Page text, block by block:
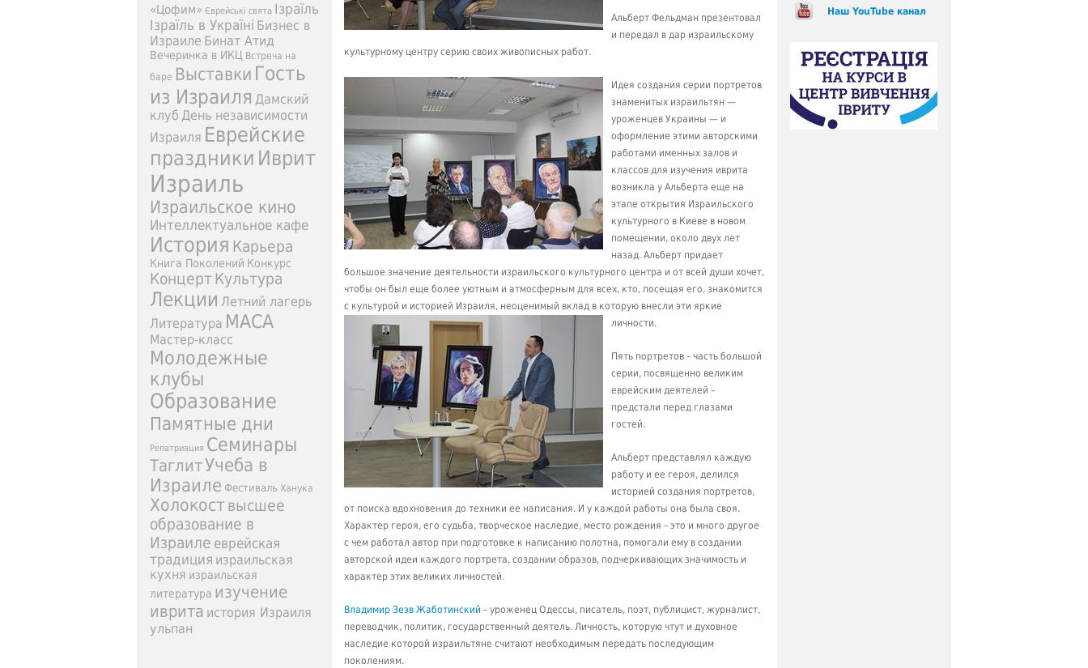
«Цофим» Єврейські свята Ізраїль
Ізраїль в Україні Бизнес в
Израиле Бинат Атид
Вечеринка в ИКЦ Встреча на
баре Выставки Гость
из Израиля Дамский
клуб День независимости
Израиля Еврейские
праздники Иврит
Израиль
Израильское кино
Интеллектуальное кафе
История Карьера
Книга Поколений Конкурс
КонцертКультура
Лекции Летний лагерь
Литература МАСА
Мастер-класс
Молодежные
клубы
Образование
Памятные дни
Репатриация Семинары
ТаглитУчеба в
Израиле Фестиваль Ханука
Холокоствысшее
образование в
Израиле еврейская
традиция израильская
кухня израильская
литература изучение
иврита история Израиля
ульпан
Альберт Фельдман презентовал
и передал в дар израильскому
культурному центру серию своих живописных работ.
Идея создания серии портретов
знаменитых израильтян —
уроженцев Украины — и
оформление этими авторскими
работами именных залов и
классов для изучения иврита
возникла у Альберта еще на
этапе открытия Израильского
культурного в Киеве в новом
помещении, около двух лет
назад. Альберт придает
большое значение деятельности израильского культурного центра и от всей души хочет,
чтобы он был еще более уютным и атмосферным для всех, кто, посещая его, знакомится
с культурой и историей Израиля, неоценимый вклад в которую внесли эти яркие
личности.
Пять портретов – часть большой
серии, посвященно великим
еврейским деятелей –
предстали перед глазами
гостей.
Альберт представлял каждую
работу и ее героя, делился
историей создания портретов,
от поиска вдохновения до техники ее написания. И у каждой работы она была своя.
Характер героя, его судьба, творческое наследие, место рождения – это и много другое
с чем работал автор при подготовке к написанию полотна, помогали ему в создании
авторской идеи каждого портрета, создании образов, подчеркивающих значимость и
характер этих великих личностей.
Владимир Зеэв Жаботинский – уроженец Одессы, писатель, поэт, публицист, журналист,
переводчик, политик, государственный деятель. Личность, которую чтут и духовное
наследие которой израильтяне считают необходимым передать последующим
поколениям.
Наш YouTube канал